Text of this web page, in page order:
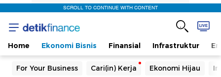
SCROLL TO CONTINUE WITH CONTENT
Home Ekonomi Bisnis Finansial Infrastruktur
For Your Business Cari(in) Kerja Ekonomi Hijau